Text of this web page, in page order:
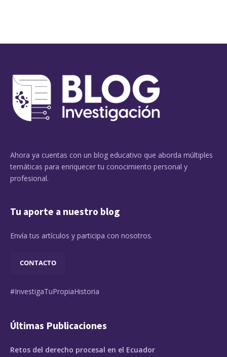
Ahora ya cuentas con un blog educativo que aborda múltiples
temáticas para enriquecer tu conocimiento personal y
profesional.
Tu aporte a nuestro blog
Envía tus artículos y participa con nosotros.
CONTACTO
#InvestigaTuPropiaHistoria
Últimas Publicaciones
Retos del derecho procesal en el Ecuador